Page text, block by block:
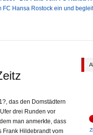
Hansa Rostock ein und
das den Domstädtern
drei Runden vor
man anmerkte, dass
Frank Hildebrandt vom